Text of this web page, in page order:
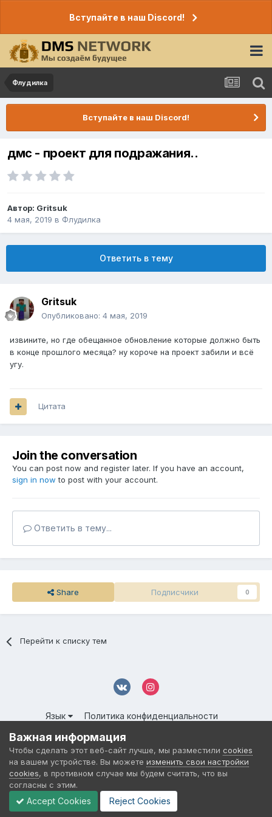
Вступайте в наш Discord!
Флудилка
Вступайте в наш Discord!
дмс - проект для подражания..
Автор: Gritsuk
4 мая, 2019 в Флудилка
Ответить в тему
Gritsuk
Опубликовано: 4 мая, 2019
извините, но где обещанное обновление которые должно быть
в конце прошлого месяца? ну короче на проект забили и всё
угу.
Цитата
Join the conversation
You can post now and register later. If you have an account,
sign in now to post with your account.
Ответить в тему...
Share Подписчики 0
Перейти к списку тем
Язык
Политика конфиденциальности
© 2016-2026 DMS NETWORK | All Rights Reserved.
Powered by Invision Community
Важная информация
Чтобы сделать этот веб-сайт лучше, мы разместили cookies
на вашем устройстве. Вы можете изменить свои настройки
cookies, в противном случае мы будем считать, что вы
согласны с этим.
Accept Cookies Reject Cookies